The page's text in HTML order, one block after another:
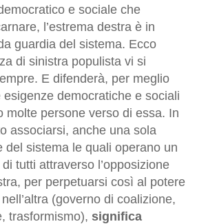
e sociale che
l’estrema destra è in
guardia del sistema. Ecco
di sinistra populista vi si
E difenderà, per meglio
democratiche e sociali
molte persone verso di essa. In
associarsi, anche una sola
del sistema le quali operano un
tutti attraverso l’opposizione
per perpetuarsi così al potere
(governo di coalizione,
trasformismo), significa